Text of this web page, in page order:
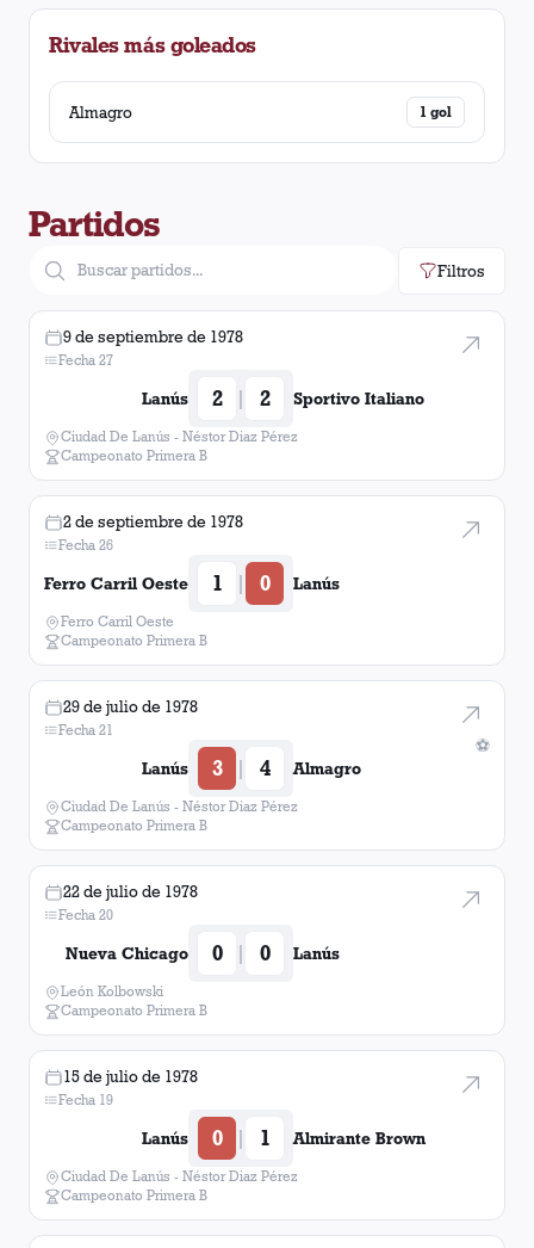
Rivales más goleados
Almagro 1 gol
Partidos
Filtros
9 de septiembre de 1978
Fecha 27
Lanús 2 | 2 Sportivo Italiano
Ciudad De Lanús - Néstor Diaz Pérez
Campeonato Primera B
2 de septiembre de 1978
Fecha 26
Ferro Carril Oeste 1 | 0 Lanús
Ferro Carril Oeste
Campeonato Primera B
⚽
29 de julio de 1978
Fecha 21
Lanús 3 | 4 Almagro
Ciudad De Lanús - Néstor Diaz Pérez
Campeonato Primera B
22 de julio de 1978
Fecha 20
Nueva Chicago 0 | 0 Lanús
León Kolbowski
Campeonato Primera B
15 de julio de 1978
Fecha 19
Lanús 0 | 1 Almirante Brown
Ciudad De Lanús - Néstor Diaz Pérez
Campeonato Primera B